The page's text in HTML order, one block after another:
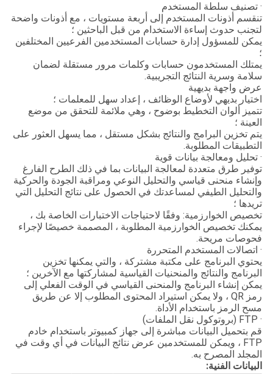
· تصنيف سلطة المستخدم
تنقسم أذونات المستخدم إلى أربعة مستويات ، مع أذونات واضحة
لتجنب حدوث إساءة الاستخدام من قبل الباحثين ؛
يمكن للمسؤول إدارة حسابات المستخدمين الفرعيين المختلفين
؛
يمتلك المستخدمون حسابات وكلمات مرور مستقلة لضمان
سلامة وسرية النتائج التجريبية.
عرض واجهة بديهية
اختيار بديهي لأوضاع الوظائف ، إعداد سهل للمعلمات ؛
تتميز ألوان التخطيط بوضوح ، وهي ملائمة للتحقق من موضع
العينة ؛
يتم تخزين البرامج والنتائج بشكل مستقل ، مما يسهل العثور على
التطبيقات المطلوبة.
· تحليل ومعالجة بيانات قوية
توفير طرق متعددة لمعالجة البيانات بما في ذلك الطرح الفارغ
وإنشاء منحنى قياسي والتحليل النوعي ومراقبة الجودة والحركية
والتحليل الطيفي لمساعدتك في الحصول على نتائج التحليل التي
تريدها ؛
تخصيص الخوارزمية: وفقًا لاحتياجات الاختبارات الخاصة بك ،
يمكنك تخصيص الخوارزمية المطلوبة ، المصممة خصيصًا لإجراء
فحوصات مريحة.
· اتصالات المستخدم المتحررة
يحتوي البرنامج على مكتبة مشتركة ، والتي يمكنها تخزين
البرنامج والنتائج والمنحنيات القياسية لمشاركتها مع الآخرين ؛
يمكن إنشاء البرنامج والمنحنى القياسي في الوقت الفعلي إلى
رمز QR ، ولا يمكن استيراد المحتوى المطلوب إلا عن طريق
مسح الرمز باستخدام الأداة.
· FTP (بروتوكول نقل الملفات)
قم بتحميل البيانات مباشرة إلى جهاز كمبيوتر باستخدام خادم
FTP ، ويمكن للمستخدمين عرض نتائج البيانات في أي وقت في
المجلد المصرح به.
البيانات الفنية: